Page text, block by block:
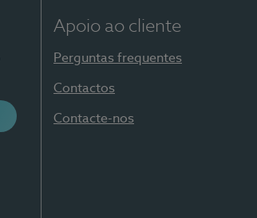
Apoio ao cliente
Perguntas frequentes
Contactos
Contacte-nos